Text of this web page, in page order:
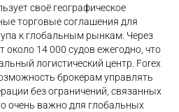
своё географическое
торговые соглашения для
к глобальным рынкам. Через
около 14 000 судов ежегодно, что
логистический центр. Forex
брокерам управлять
без ограничений, связанных
очень важно для глобальных